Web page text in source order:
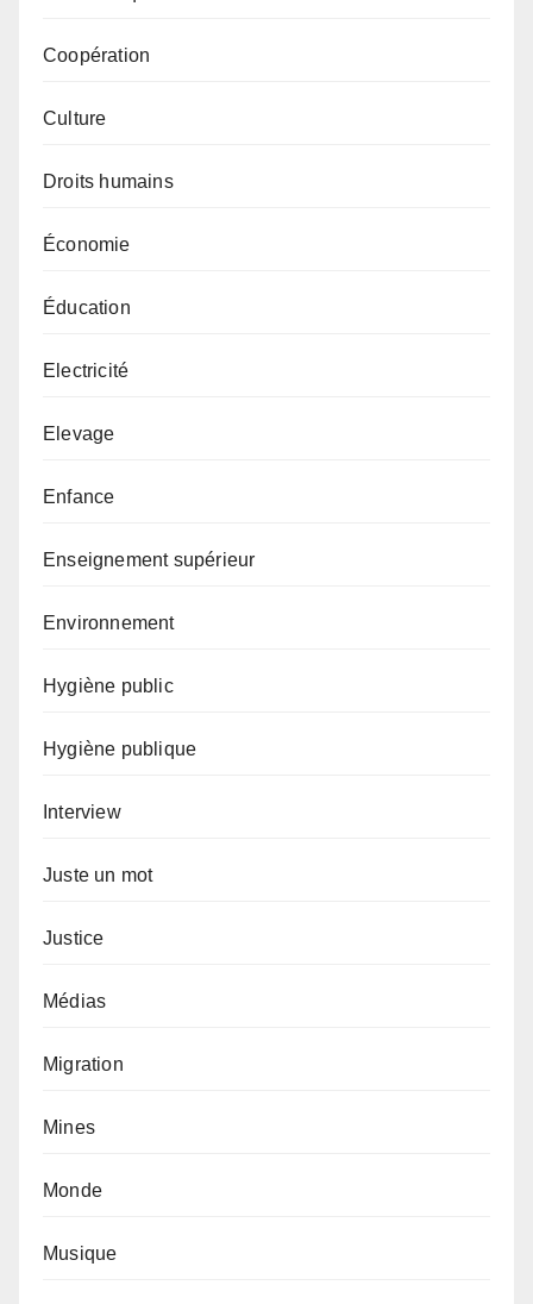
Coopération
Culture
Droits humains
Économie
Éducation
Electricité
Elevage
Enfance
Enseignement supérieur
Environnement
Hygiène public
Hygiène publique
Interview
Juste un mot
Justice
Médias
Migration
Mines
Monde
Musique